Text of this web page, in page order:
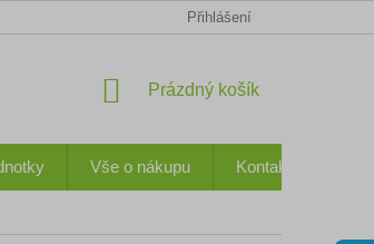
OCHRANA OSOBNÍCH
Přihlášení
NÁKUPNÍ
Prázdný košík
Vše o nákupu Kontakty